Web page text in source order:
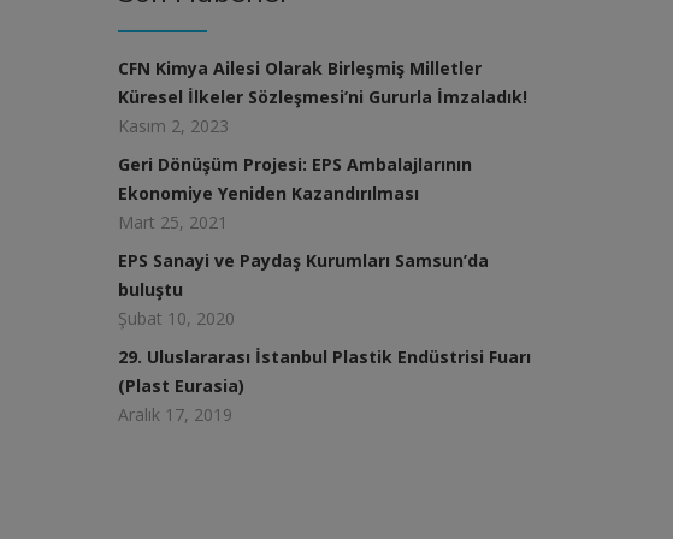
CFN Kimya Ailesi Olarak Birleşmiş Milletler
Küresel İlkeler Sözleşmesi’ni Gururla İmzaladık!
Kasım 2, 2023
Geri Dönüşüm Projesi: EPS Ambalajlarının
Ekonomiye Yeniden Kazandırılması
Mart 25, 2021
EPS Sanayi ve Paydaş Kurumları Samsun’da
buluştu
Şubat 10, 2020
29. Uluslararası İstanbul Plastik Endüstrisi Fuarı
(Plast Eurasia)
Aralık 17, 2019